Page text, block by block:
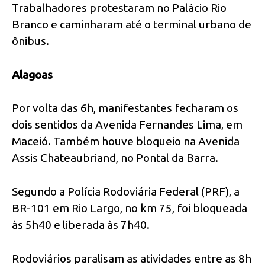
Trabalhadores protestaram no Palácio Rio
Branco e caminharam até o terminal urbano de
ônibus.
Alagoas
Por volta das 6h, manifestantes fecharam os
dois sentidos da Avenida Fernandes Lima, em
Maceió. Também houve bloqueio na Avenida
Assis Chateaubriand, no Pontal da Barra.
Segundo a Polícia Rodoviária Federal (PRF), a
BR-101 em Rio Largo, no km 75, foi bloqueada
às 5h40 e liberada às 7h40.
Rodoviários paralisam as atividades entre as 8h